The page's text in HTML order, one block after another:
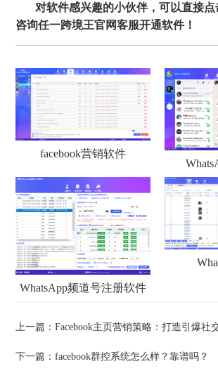
对软件感兴趣的小伙伴，可以直接点
咨询任一跨境王官网客服开通软件！
facebook营销软件
WhatsApp频道号注册软件
上一篇：Facebook主页营销策略：打造引爆社交
下一篇：facebook群控系统怎么样？靠谱吗？